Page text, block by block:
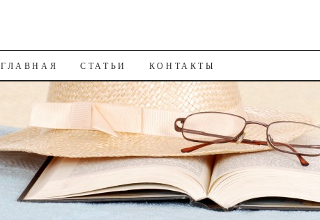
К СОДЕРЖАНИЮ
ГЛАВНАЯ СТАТЬИ КОНТАКТЫ